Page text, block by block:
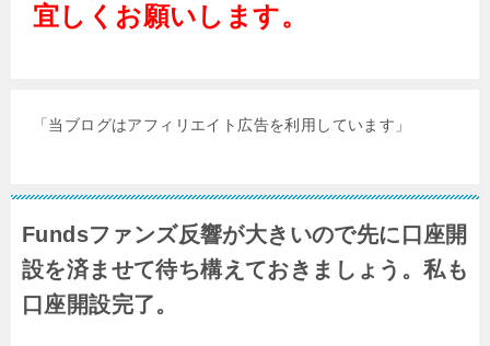
宜しくお願いします。
「当ブログはアフィリエイト広告を利用しています」
Fundsファンズ反響が大きいので先に口座開
設を済ませて待ち構えておきましょう。私も
口座開設完了。